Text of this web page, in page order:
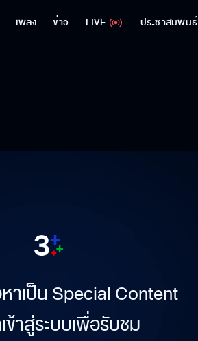
เพลง ข่าว LIVE ประชาสัมพันธ์
าเป็น Special Content
าสู่ระบบเพื่อรับชม